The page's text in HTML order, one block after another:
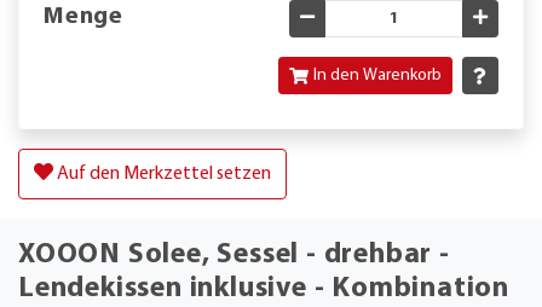
Menge Gewünschte Menge
In den Warenkorb
Auf den Merkzettel setzen
XOOON Solee, Sessel - drehbar -
Lendekissen inklusive - Kombination